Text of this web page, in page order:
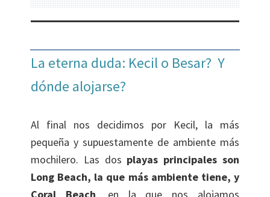
La eterna duda: Kecil o Besar? Y
dónde alojarse?
Al final nos decidimos por Kecil, la más
pequeña y supuestamente de ambiente más
mochilero. Las dos playas principales son
Long Beach, la que más ambiente tiene, y